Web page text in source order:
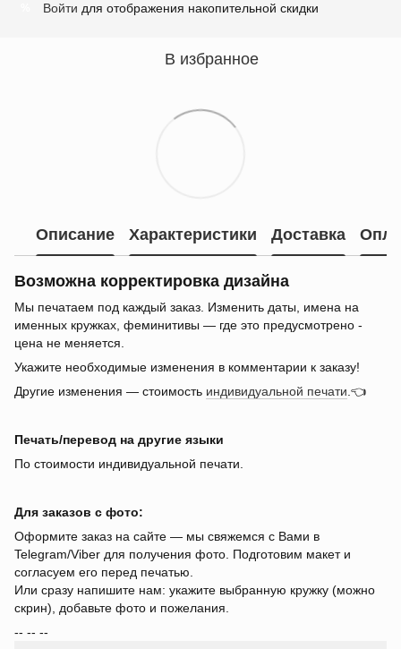
Войти для отображения накопительной скидки
В избранное
Описание Характеристики Доставка
Возможна корректировка дизайна
Мы печатаем под каждый заказ. Изменить даты, имена на
именных кружках, феминитивы — где это предусмотрено -
цена не меняется.
Укажите необходимые изменения в комментарии к заказу!
Другие изменения — стоимость индивидуальной печати .👈
Печать/перевод на другие языки
По стоимости индивидуальной печати.
Для заказов с фото:
Оформите заказ на сайте — мы свяжемся с Вами в
Telegram/Viber для получения фото. Подготовим макет и
согласуем его перед печатью.
Или сразу напишите нам: укажите выбранную кружку (можно
скрин), добавьте фото и пожелания.
-- -- --